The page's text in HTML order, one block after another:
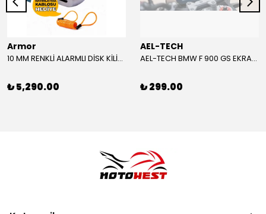
Armor
10 MM RENKLİ ALARMLI DİSK KİLİDİ YENİ VERSİYON
₺ 5,290.00
AEL-TECH
AEL-TECH BMW F 900 GS EKRAN/GÖSTERGE KORUYUCU 2024-2025
₺ 299.00